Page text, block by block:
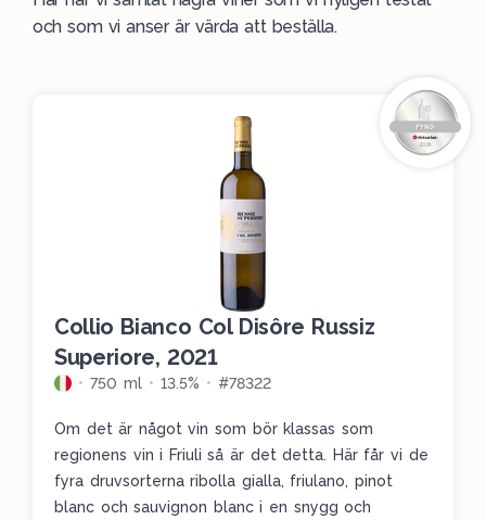
och som vi anser är värda att beställa.
Collio Bianco Col Disôre Russiz
Superiore, 2021
750 ml 13.5% #78322
Om det är något vin som bör klassas som
regionens vin i Friuli så är det detta. Här får vi de
fyra druvsorterna ribolla gialla, friulano, pinot
blanc och sauvignon blanc i en snygg och